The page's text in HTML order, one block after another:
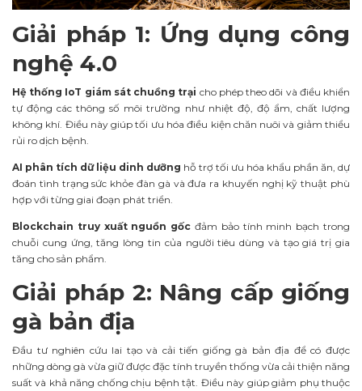
Giải pháp 1: Ứng dụng công
nghệ 4.0
Hệ thống IoT giám sát chuồng trại cho phép theo dõi và điều khiển
tự động các thông số môi trường như nhiệt độ, độ ẩm, chất lượng
không khí. Điều này giúp tối ưu hóa điều kiện chăn nuôi và giảm thiểu
rủi ro dịch bệnh.
AI phân tích dữ liệu dinh dưỡng hỗ trợ tối ưu hóa khẩu phần ăn, dự
đoán tình trạng sức khỏe đàn gà và đưa ra khuyến nghị kỹ thuật phù
hợp với từng giai đoạn phát triển.
Blockchain truy xuất nguồn gốc đảm bảo tính minh bạch trong
chuỗi cung ứng, tăng lòng tin của người tiêu dùng và tạo giá trị gia
tăng cho sản phẩm.
Giải pháp 2: Nâng cấp giống
gà bản địa
Đầu tư nghiên cứu lai tạo và cải tiến giống gà bản địa để có được
những dòng gà vừa giữ được đặc tính truyền thống vừa cải thiện năng
suất và khả năng chống chịu bệnh tật. Điều này giúp giảm phụ thuộc